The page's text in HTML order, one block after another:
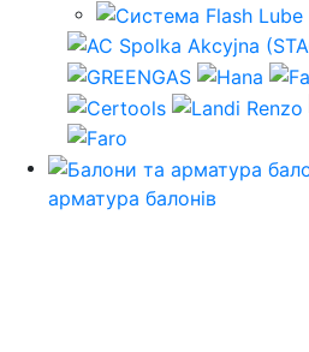
арматура балонів